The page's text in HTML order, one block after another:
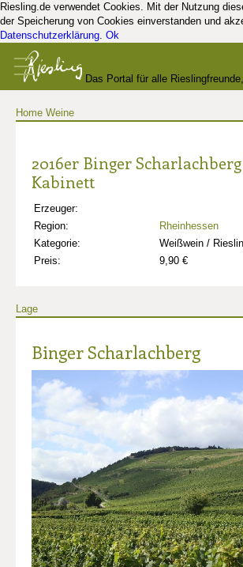
Riesling.de verwendet Cookies. Mit der Nutzung
der Speicherung von Cookies einverstanden und
Datenschutzerklärung. Ok
Das Portal für alle
Home Weine
2016er Binger
Kabinett
Erzeuger:
Region:
Rheinhessen
Kategorie:
Weißwein /
Preis:
9,90 €
Lage
Binger Scharlachberg